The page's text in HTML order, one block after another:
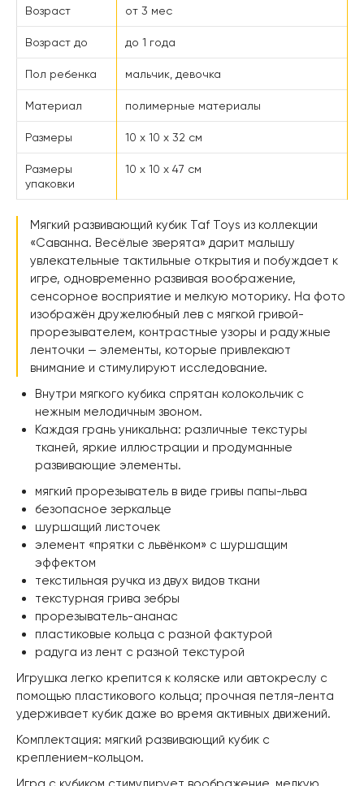
Возраст от 3 мес
Возраст до до 1 года
Пол ребенка мальчик, девочка
Материал полимерные материалы
Размеры 10 х 10 х 32 см
Размеры
упаковки
10 х 10 х 47 см
Мягкий развивающий кубик Taf Toys из коллекции
«Саванна. Весёлые зверята» дарит малышу
увлекательные тактильные открытия и побуждает к
игре, одновременно развивая воображение,
сенсорное восприятие и мелкую моторику. На фото
изображён дружелюбный лев с мягкой гривой-
прорезывателем, контрастные узоры и радужные
ленточки — элементы, которые привлекают
внимание и стимулируют исследование.
Внутри мягкого кубика спрятан колокольчик с
нежным мелодичным звоном.
Каждая грань уникальна: различные текстуры
тканей, яркие иллюстрации и продуманные
развивающие элементы.
мягкий прорезыватель в виде гривы папы-льва
безопасное зеркальце
шуршащий листочек
элемент «прятки с львёнком» с шуршащим
эффектом
текстильная ручка из двух видов ткани
текстурная грива зебры
прорезыватель-ананас
пластиковые кольца с разной фактурой
радуга из лент с разной текстурой
Игрушка легко крепится к коляске или автокреслу с
помощью пластикового кольца; прочная петля-лента
удерживает кубик даже во время активных движений.
Комплектация: мягкий развивающий кубик с
креплением-кольцом.